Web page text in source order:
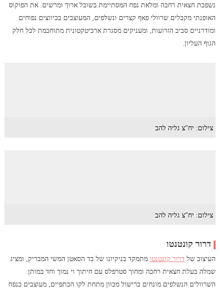
נשפכת חצאית רחבה ומלאת נפח המסתיימת בשובל ארוך ומרשים. את הפוקוס
האופנתי מקבלים שרוולי פאף קצרים ונשלפים, המעוצבים בכיווצים נפוחים
ומודרניים סביב הזרועות, ומעניקים מסגרת ארכיטקטונית מתוחכמת לכל חלק
הגוף העליון.
צילום: יח"צ גליה להב
צילום: יח"צ גליה להב
דרור קונטנטו
העיצוב של דרור קונטנטומתמקד בניקיונו של בד הסאטן המשי המבריק, ומציג
שמלה בעלת חצאית רחבה ומחוך סטרפלס עם חיתוך וי נמוך וחד במותן.
השרוולים הנשלפים מונחים ברישול מכוון מתחת לקו הכתפיים, מעוצבים כנפח